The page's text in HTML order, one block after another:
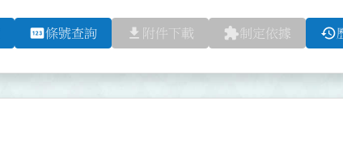
pin條號查詢 file_download 附件下載 extension制定依據 history